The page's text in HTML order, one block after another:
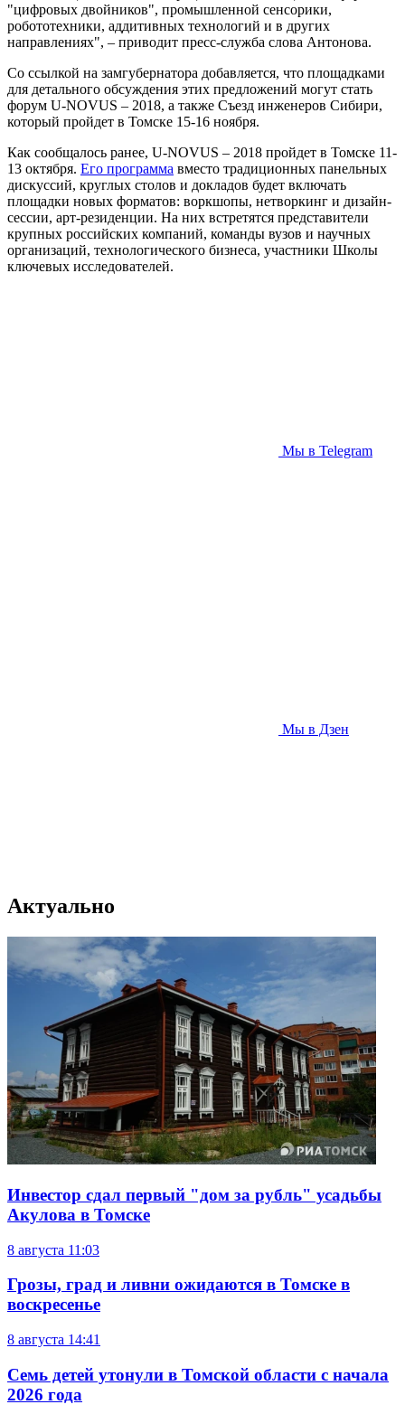
"цифровых двойников", промышленной сенсорики,
робототехники, аддитивных технологий и в других
направлениях", – приводит пресс-служба слова Антонова.
Со ссылкой на замгубернатора добавляется, что площадками
для детального обсуждения этих предложений могут стать
форум U-NOVUS – 2018, а также Съезд инженеров Сибири,
который пройдет в Томске 15-16 ноября.
Как сообщалось ранее, U-NOVUS – 2018 пройдет в Томске 11-
13 октября. Его программа вместо традиционных панельных
дискуссий, круглых столов и докладов будет включать
площадки новых форматов: воркшопы, нетворкинг и дизайн-
сессии, арт-резиденции. На них встретятся представители
крупных российских компаний, команды вузов и научных
организаций, технологического бизнеса, участники Школы
ключевых исследователей.
Мы в Telegram
Мы в Дзен
Актуально
Инвестор сдал первый "дом за рубль" усадьбы
Акулова в Томске
8 августа 11:03
Грозы, град и ливни ожидаются в Томске в
воскресенье
8 августа 14:41
Семь детей утонули в Томской области с начала
2026 года